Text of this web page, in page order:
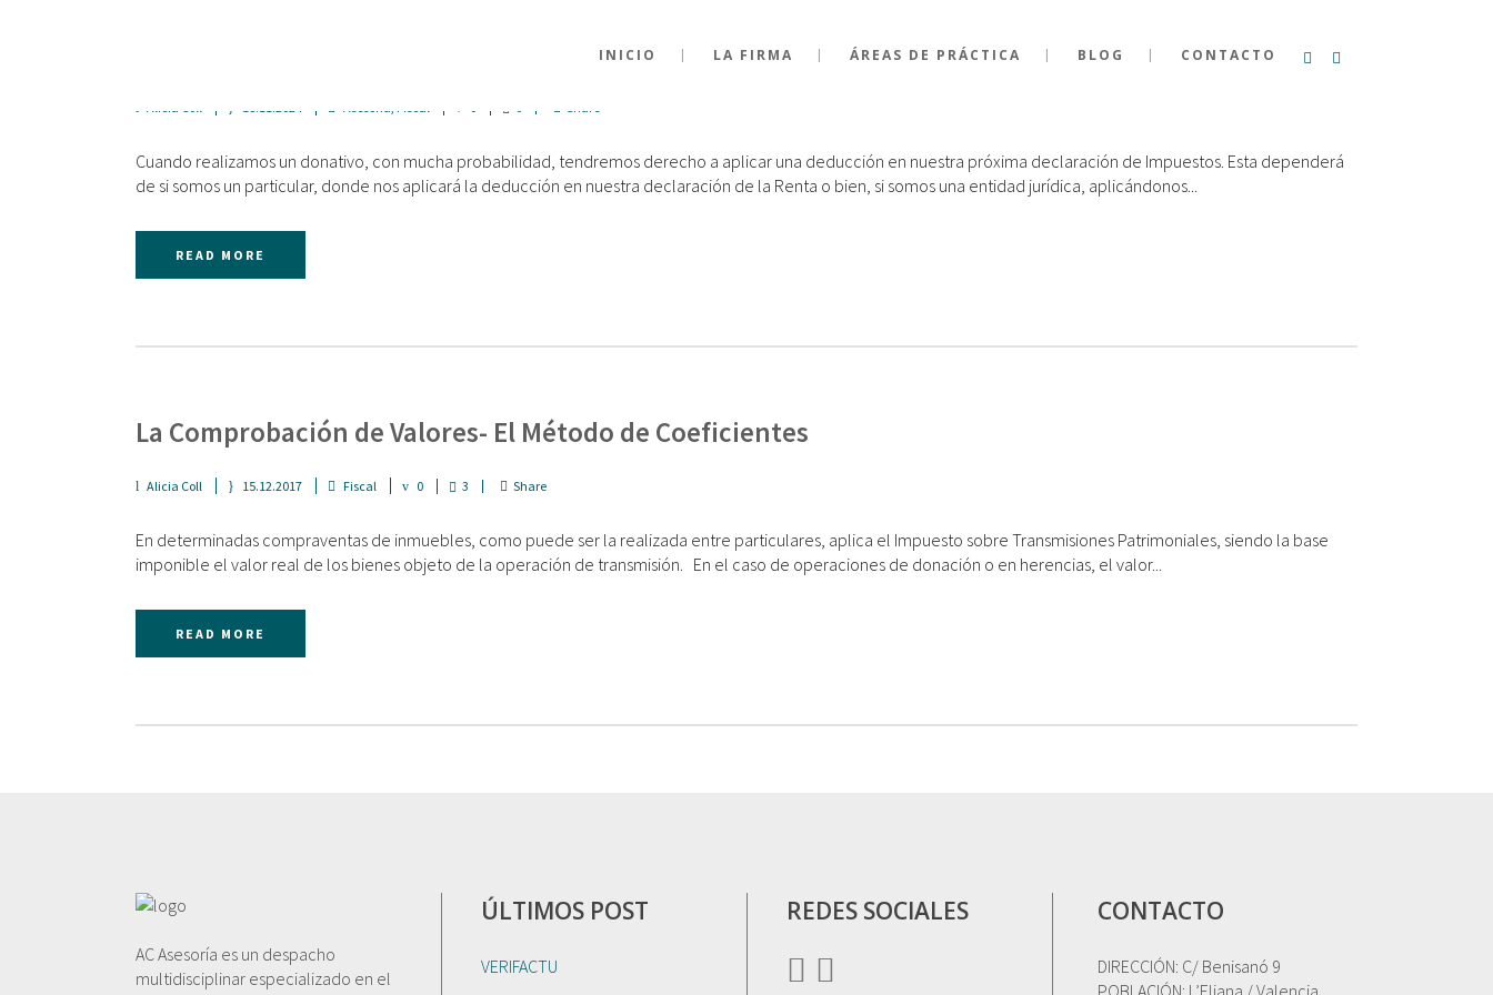
INICIO LA FIRMA ÁREAS DE PRÁCTICA BLOG CONTACTO
Alicia Coll 18.11.2024 Asesoría, Fiscal 0 0 Share
Cuando realizamos un donativo, con mucha probabilidad, tendremos derecho a aplicar una deducción en nuestra próxima declaración de Impuestos. Esta dependerá
de si somos un particular, donde nos aplicará la deducción en nuestra declaración de la Renta o bien, si somos una entidad jurídica, aplicándonos...
READ MORE
La Comprobación de Valores- El Método de Coeficientes
Alicia Coll 15.12.2017 Fiscal 0 3 Share
En determinadas compraventas de inmuebles, como puede ser la realizada entre particulares, aplica el Impuesto sobre Transmisiones Patrimoniales, siendo la base
imponible el valor real de los bienes objeto de la operación de transmisión. En el caso de operaciones de donación o en herencias, el valor...
READ MORE
AC Asesoría es un despacho
multidisciplinar especializado en el
ÚLTIMOS POST
VERIFACTU
REDES SOCIALES CONTACTO
DIRECCIÓN: C/ Benisanó 9
POBLACIÓN: L’Eliana / Valencia